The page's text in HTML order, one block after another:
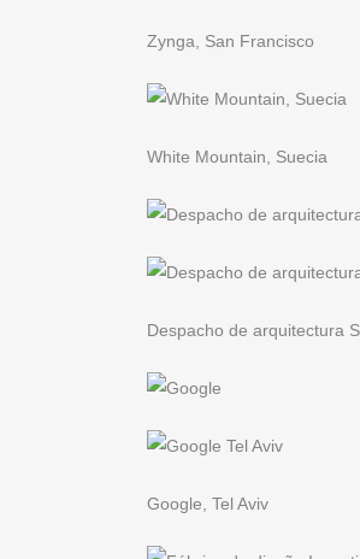
Zynga, San Francisco
White Mountain, Suecia
Despacho de arquitectura
Google, Tel Aviv